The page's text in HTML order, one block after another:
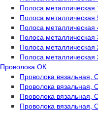
Полоса
Полоса
Полоса
Полоса
Полоса
Полоса
Проволока ОК
Проволока вязальная,
Проволока вязальная,
Проволока вязальная,
Проволока вязальная,